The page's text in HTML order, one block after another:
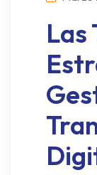
Las